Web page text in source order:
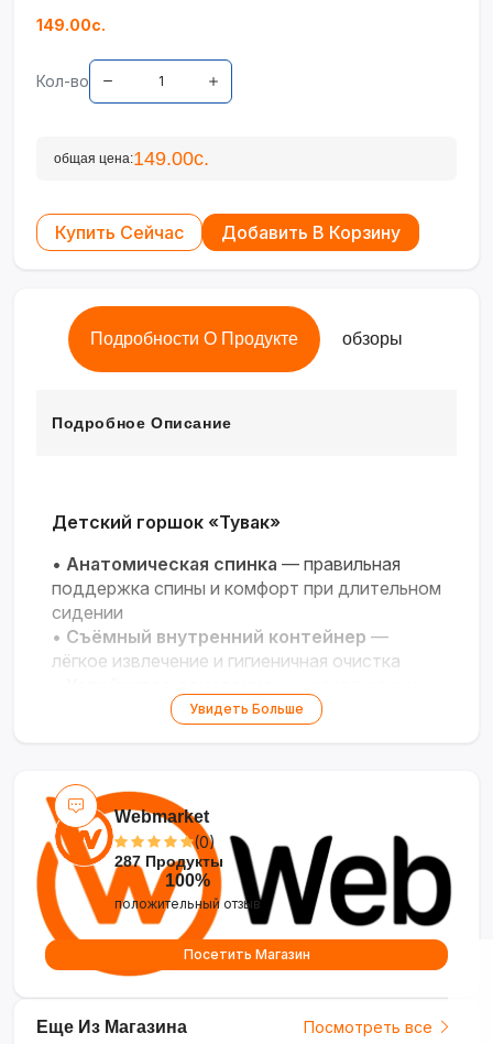
149.00с.
Кол-во
общая цена:149.00с.
Купить Сейчас Добавить В Корзину
Подробности О Продукте обзоры
Подробное Описание
Детский горшок «Тувак»
• Анатомическая спинка — правильная
поддержка спины и комфорт при длительном
сидении
• Съёмный внутренний контейнер —
лёгкое извлечение и гигиеничная очистка
ножки и широкая форма против
весёлого обучения горшку
• Безопасный материал
пищевой пластик, нетоксичный и
экологичный
Увидеть Больше
Еще Из Магазина Посмотреть все
Webmarket
(0)
287 Продукты
100%
положительный отзыв
Посетить Магазин